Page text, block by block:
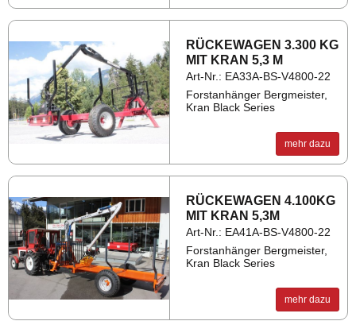
RÜ­CKE­WA­GEN 3.300 KG
MIT KRAN 5,3 M
Art-Nr.: EA33A-BS-V4800-22
Forstanhänger Bergmeister,
Kran Black Series
mehr dazu
RÜ­CKE­WA­GEN 4.100KG
MIT KRAN 5,3M
Art-Nr.: EA41A-BS-V4800-22
Forstanhänger Bergmeister,
Kran Black Series
mehr dazu